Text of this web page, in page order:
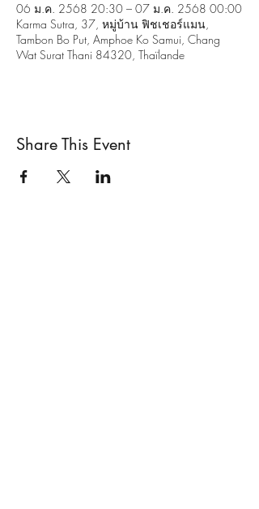
06 ม.ค. 2568 20:30 – 07 ม.ค. 2568 00:00
Karma Sutra, 37, หมู่บ้าน ฟิชเชอร์แมน,
Tambon Bo Put, Amphoe Ko Samui, Chang
Wat Surat Thani 84320, Thaïlande
Share This Event